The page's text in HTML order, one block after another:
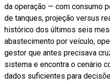
da operação — com consumo
de tanques, projeção versus
histórico dos últimos seis
abastecimento por veículo,
gestor que antes precisava
sistema e encontra o cenário
dados suficientes para